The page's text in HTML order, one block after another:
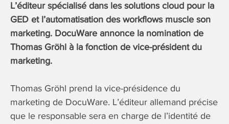
L’éditeur spécialisé dans les solutions cloud pour la
GED et l’automatisation des workflows muscle son
marketing. DocuWare annonce la nomination de
Thomas Gröhl à la fonction de vice-président du
marketing.
Thomas Gröhl prend la vice-présidence du
marketing de DocuWare. L’éditeur allemand précise
que le responsable sera en charge de l’identité de